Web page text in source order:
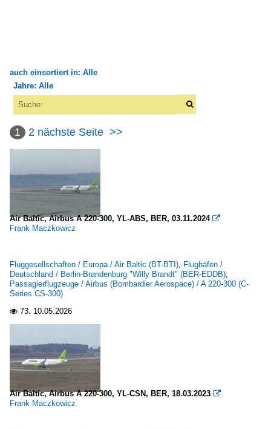
auch einsortiert in: Alle
Alle Kategorien
Flughäfen
Passagierflugzeuge
A 220-300 (C-Series CS-300)
Boeing
757
DHC-8
Jahre: Alle
2010
2010
2011
2013
2016
2017
2018
2020
2021
1 2 nächste Seite >>
Air Baltic, Airbus A 220-300, YL-ABS, BER, 03.11.2024 
Frank Maczkowicz
Fluggesellschaften / Europa / Air Baltic (BT-BTI), Flughäfen /
Deutschland / Berlin-Brandenburg "Willy Brandt" (BER-EDDB),
Passagierflugzeuge / Airbus (Bombardier Aerospace) / A 220-300 (C-
Series CS-300)
 73. 10.05.2026
Air Baltic, Airbus A 220-300, YL-CSN, BER, 18.03.2023 
Frank Maczkowicz